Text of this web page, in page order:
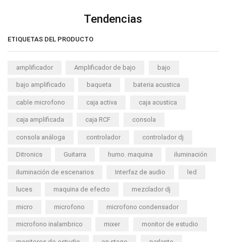
Tendencias
ETIQUETAS DEL PRODUCTO
amplificador Amplificador de bajo bajo
bajo amplificado baqueta bateria acustica
cable microfono caja activa caja acustica
caja amplificada caja RCF consola
consola análoga controlador controlador dj
Ditronics Guitarra humo. maquina iluminación
iluminación de escenarios Interfaz de audio led
luces maquina de efecto mezclador dj
micro microfono microfono condensador
microfono inalambrico mixer monitor de estudio